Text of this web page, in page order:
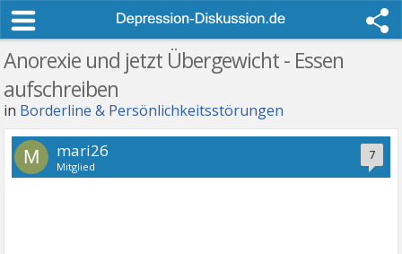
Anorexie und jetzt Übergewicht - Essen
aufschreiben
in Borderline & Persönlichkeitsstörungen
7
M mari26
Mitglied